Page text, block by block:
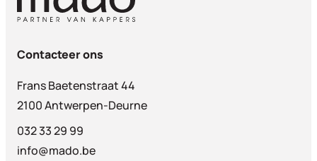
Contacteer ons
Frans Baetenstraat 44
2100 Antwerpen-Deurne
032 33 29 99
info@mado.be